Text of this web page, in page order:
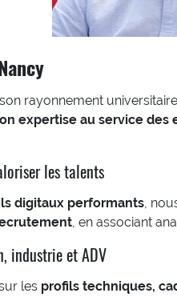
rayonnement
expertise au service des
les talents
digitaux performants,
, en associant
industrie et ADV
les profils techniques,